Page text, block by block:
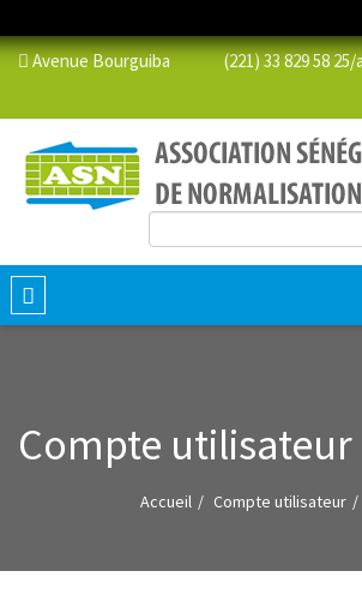
Avenue Bourguiba (221) 33 829 58 25/
Formulaire
Toggle
navigation
Compte utilisateur
Accueil Compte utilisateur